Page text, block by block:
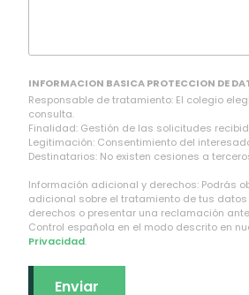
INFORMACION BASICA PROTECCION DE
Responsable de tratamiento: El colegio
consulta.
Finalidad: Gestión de las solicitudes
Legitimación: Consentimiento del
Destinatarios: No existen cesiones a
Información adicional y derechos: Podrás
adicional sobre el tratamiento de tus
derechos o presentar una reclamación
Control española en el modo descrito en
Privacidad.